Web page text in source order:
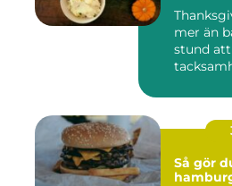
mer än
stund att
Så gör